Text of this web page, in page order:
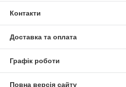
Контакти
Доставка та оплата
Графік роботи
Повна версія сайту